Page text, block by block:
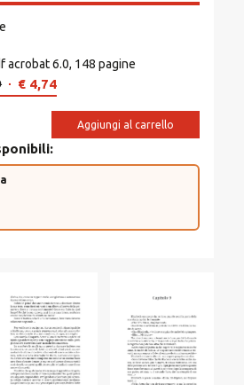
acrobat 6.0, 148 pagine
Il
era:
€ 4,99.
€ 4,74Il
attuale
€ 4,74.
Aggiungi al carrello